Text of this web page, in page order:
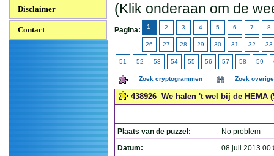
Disclaimer
Contact
(Klik onderaan om de
Pagina: 1 2 3 4 5 6 7 8
26 27 28 29 30 31 32 33
51 52 53 54 55 56 57 58 59
Zoek cryptogrammen Zoek
438926 We halen 't wel bij de HEMA
Plaats van de puzzel:
No problem
Datum:
08 juli 2013